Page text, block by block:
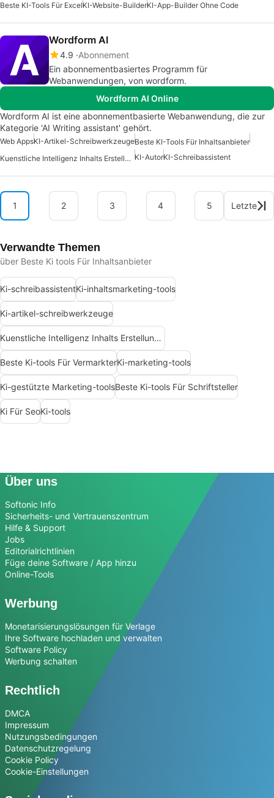
Beste KI-Tools Für ExcelKI-Website-BuilderKI-App-Builder Ohne Code
Wordform AI
4.9 Abonnement
Ein abonnementbasiertes Programm für
Webanwendungen, von wordform.
Wordform AI Online
Wordform AI ist eine abonnementbasierte Webanwendung, die zur
Kategorie 'AI Writing assistant' gehört.
Web AppsKI-Artikel-SchreibwerkzeugeBeste KI-Tools Für Inhaltsanbieter
Kuenstliche Intelligenz Inhalts Erstellungs Apps KI-AutorKI-Schreibassistent
1 2 3 4 5 Letzte
Verwandte Themen
über Beste Ki tools Für Inhaltsanbieter
Ki-schreibassistentKi-inhaltsmarketing-tools
Ki-artikel-schreibwerkzeuge
Kuenstliche Intelligenz Inhalts Erstellungs Apps
Beste Ki-tools Für VermarkterKi-marketing-tools
Ki-gestützte Marketing-toolsBeste Ki-tools Für Schriftsteller
Ki Für SeoKi-tools
Über uns
Softonic Info
Sicherheits- und Vertrauenszentrum
Hilfe & Support
Jobs
Editorialrichtlinien
Füge deine Software / App hinzu
Online-Tools
Werbung
Monetarisierungslösungen für Verlage
Ihre Software hochladen und verwalten
Software Policy
Werbung schalten
Rechtlich
DMCA
Impressum
Nutzungsbedingungen
Datenschutzregelung
Cookie Policy
Cookie-Einstellungen